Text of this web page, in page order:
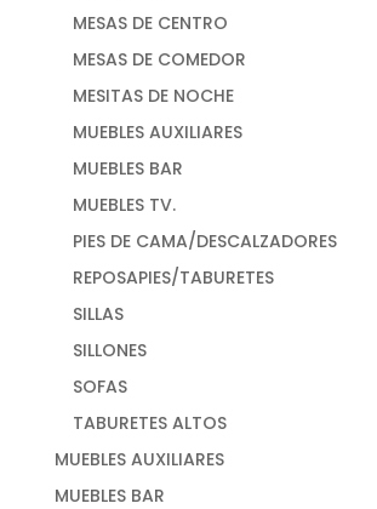
MESAS DE CENTRO
MESAS DE COMEDOR
MESITAS DE NOCHE
MUEBLES AUXILIARES
MUEBLES BAR
MUEBLES TV.
PIES DE CAMA/DESCALZADORES
REPOSAPIES/TABURETES
SILLAS
SILLONES
SOFAS
TABURETES ALTOS
MUEBLES AUXILIARES
MUEBLES BAR